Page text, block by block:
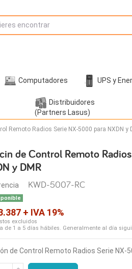
Computadores UPS y
Distribuidores
(Partners Lasus)
Remoto Radios Serie NX-5000 para NXDN y
de Control Remoto
y DMR
KWD-5007-RC
+ IVA 19%
excluidos
de 1 a 5 días hábiles. Generalmente al día
de Control Remoto Radios Serie NX-